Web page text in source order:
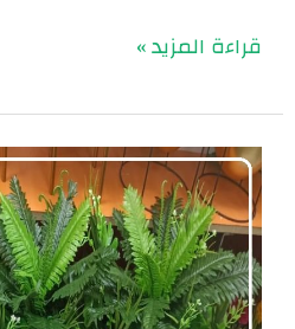
قراءة المزيد »
نباتات
الزينة
الداخلية
في
الرياض